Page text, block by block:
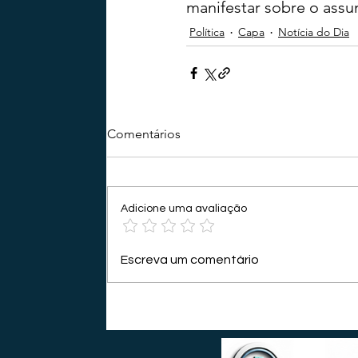
manifestar sobre o
Política Capa Notícia do Dia
Comentários
Adicione uma avaliação
Escreva um comentário